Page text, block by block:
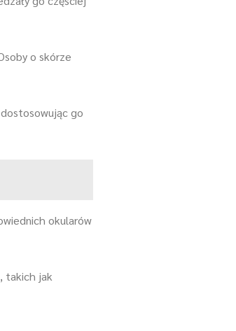
o skórze
go
okularów
takich jak